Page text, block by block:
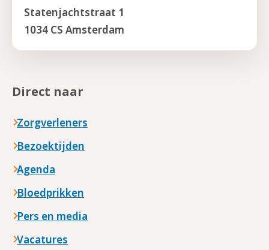
Statenjachtstraat 1
1034 CS Amsterdam
Direct naar
Zorgverleners
Bezoektijden
Agenda
Bloedprikken
Pers en media
Vacatures